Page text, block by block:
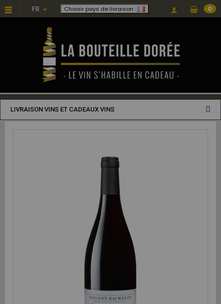
FR Choisir pays de livraison : 0
LIVRAISON VINS ET CADEAUX VINS